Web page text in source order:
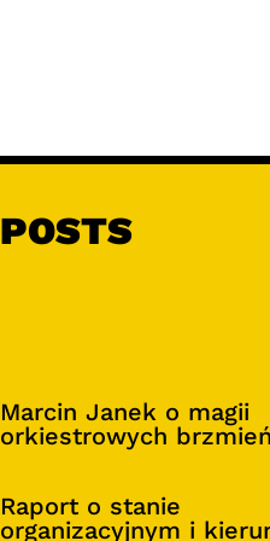
POSTS
Marcin Janek o magii
orkiestrowych brzmień
Raport o stanie
organizacyjnym i